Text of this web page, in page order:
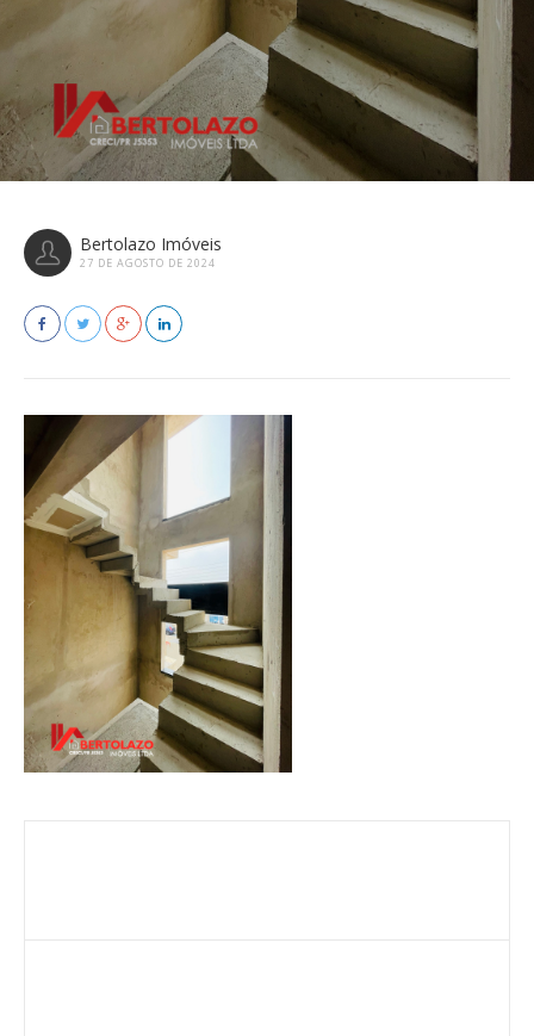
Bertolazo Imóveis
27 DE AGOSTO DE 2024